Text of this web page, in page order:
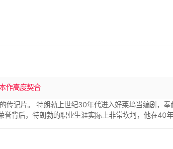
作高度契合
传记片。 特朗勃上世纪30年代进入好莱坞当编剧，
誉背后，特朗勃的职业生涯实际上非常坎坷，他在40
，但当时剧本的作者署的都不是他的名字。直到1960